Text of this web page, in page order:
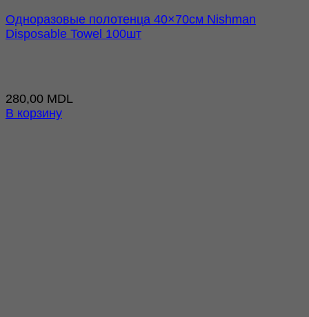
Одноразовые полотенца 40×70см Nishman
Disposable Towel 100шт
280,00 MDL
В корзину